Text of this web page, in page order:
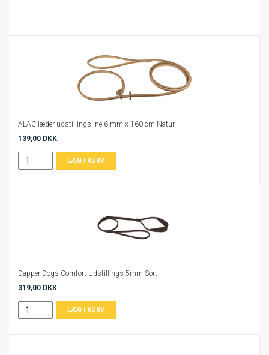
ALAC læder udstillingsline 6 mm x 160 cm Natur
139,00 DKK
Dapper Dogs Comfort Udstillings 5mm Sort
319,00 DKK